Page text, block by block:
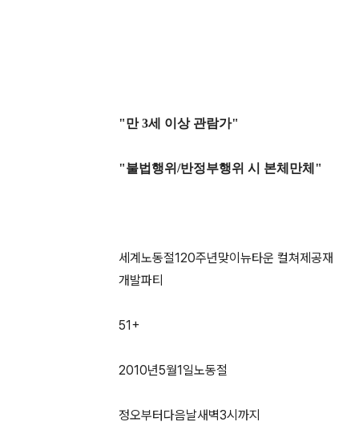
"만 3세 이상 관람가"
"불법행위/반정부행위 시 본체만체"
세계노동절120주년맞이뉴타운 컬쳐제공재
개발파티
51+
2010년5월1일노동절
정오부터다음날새벽3시까지